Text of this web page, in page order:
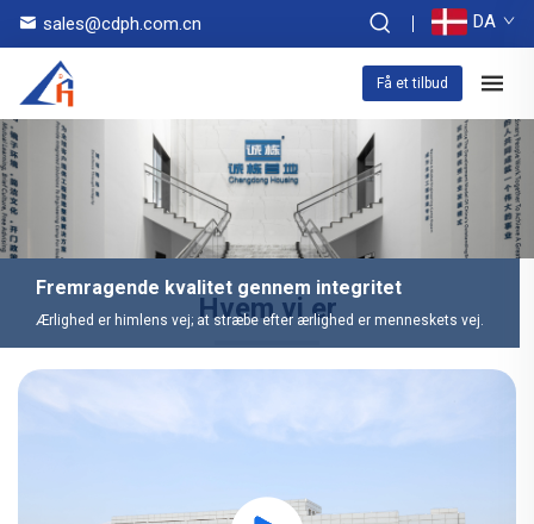
sales@cdph.com.cn DA
Få et tilbud
Fremragende kvalitet gennem integritet
Ærlighed er himlens vej; at stræbe efter ærlighed er menneskets vej.
Hvem vi er